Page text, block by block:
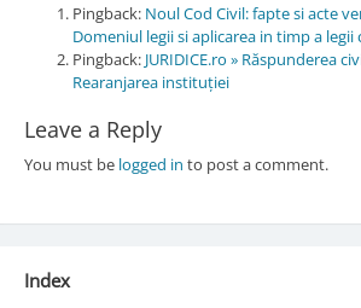
Pingback: Noul Cod Civil: fapte si acte
Domeniul legii si aplicarea in timp a legii
Pingback: JURIDICE.ro » Răspunderea
Rearanjarea instituției
Leave a Reply
You must be logged in to post a comment.
Index